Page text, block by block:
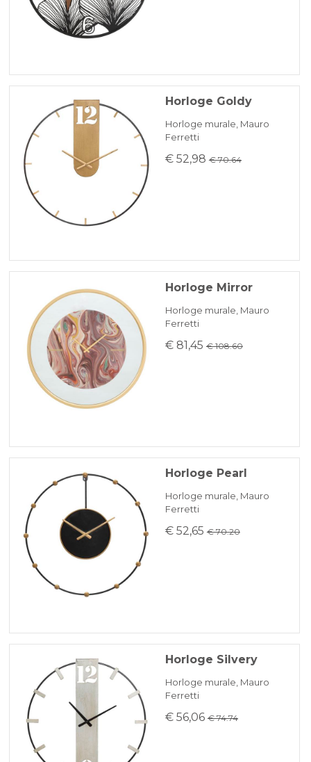
Horloge Goldy
Horloge murale, Mauro
Ferretti
€ 52,98 € 70.64
Horloge Mirror
Horloge murale, Mauro
Ferretti
€ 81,45 € 108.60
Horloge Pearl
Horloge murale, Mauro
Ferretti
€ 52,65 € 70.20
Horloge Silvery
Horloge murale, Mauro
Ferretti
€ 56,06 € 74.74